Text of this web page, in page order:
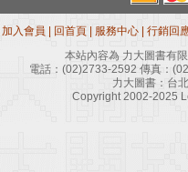
加入會員 回首頁 服務中心
行銷回
本站內容為 力大圖書有
電話： (02)2733-2592 傳真：
力大圖書：台
Copyright 2002-2025